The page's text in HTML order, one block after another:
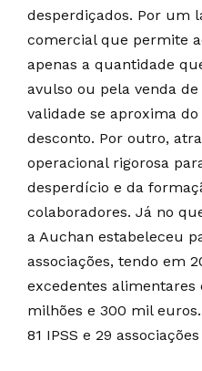
desperdiçados. Por um
comercial que permite
apenas a quantidade
avulso ou pela venda
validade se aproxima
desconto. Por outro,
operacional rigorosa
desperdício e da
colaboradores. Já no
a Auchan estabeleceu
associações, tendo em
excedentes alimentares
milhões e 300 mil
81 IPSS e 29